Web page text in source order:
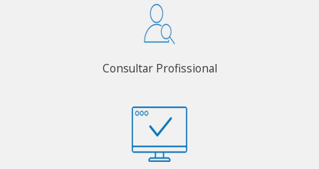
Consultar Profissional